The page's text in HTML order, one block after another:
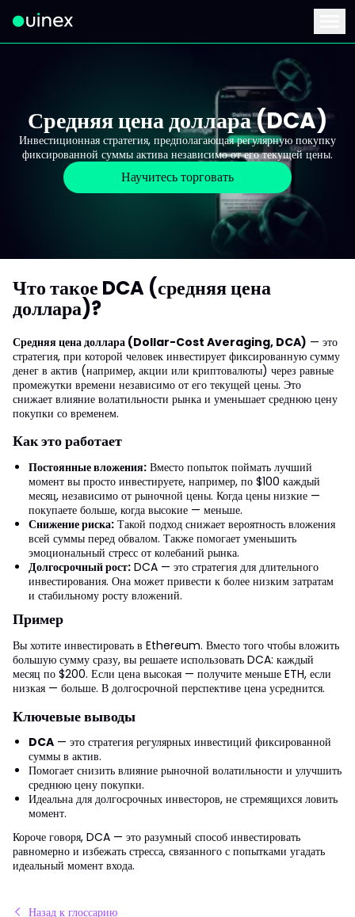
Это логотип, при нажатии на который вы перейдете на главную
Средняя цена доллара (DCA)
Инвестиционная стратегия, предполагающая регулярную покупку
фиксированной суммы актива независимо от его текущей цены.
Научитесь торговать
Что такое DCA (средняя цена
доллара)?
Средняя цена доллара (Dollar-Cost Averaging, DCA) — это
стратегия, при которой человек инвестирует фиксированную сумму
денег в актив (например, акции или криптовалюты) через равные
промежутки времени независимо от его текущей цены. Это
снижает влияние волатильности рынка и уменьшает среднюю цену
покупки со временем.
Как это работает
Постоянные вложения: Вместо попыток поймать лучший
момент вы просто инвестируете, например, по $100 каждый
месяц, независимо от рыночной цены. Когда цены низкие —
покупаете больше, когда высокие — меньше.
Снижение риска: Такой подход снижает вероятность вложения
всей суммы перед обвалом. Также помогает уменьшить
эмоциональный стресс от колебаний рынка.
Долгосрочный рост: DCA — это стратегия для длительного
инвестирования. Она может привести к более низким затратам
и стабильному росту вложений.
Пример
Вы хотите инвестировать в Ethereum. Вместо того чтобы вложить
большую сумму сразу, вы решаете использовать DCA: каждый
месяц по $200. Если цена высокая — получите меньше ETH, если
низкая — больше. В долгосрочной перспективе цена усреднится.
Ключевые выводы
DCA — это стратегия регулярных инвестиций фиксированной
суммы в актив.
Помогает снизить влияние рыночной волатильности и улучшить
среднюю цену покупки.
Идеальна для долгосрочных инвесторов, не стремящихся ловить
момент.
Короче говоря, DCA — это разумный способ инвестировать
равномерно и избежать стресса, связанного с попытками угадать
идеальный момент входа.
Назад к глоссарию